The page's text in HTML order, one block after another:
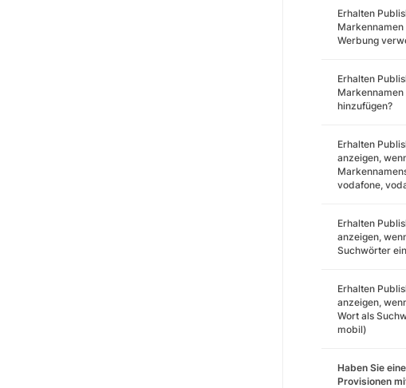
Erhalten
Werbung
Erhalten
hinzufügen?
Erhalten
anzeigen,
vodafone,
Erhalten
anzeigen,
Suchwörter
Erhalten
anzeigen,
Wort als
mobil)
Haben Sie
Provisionen